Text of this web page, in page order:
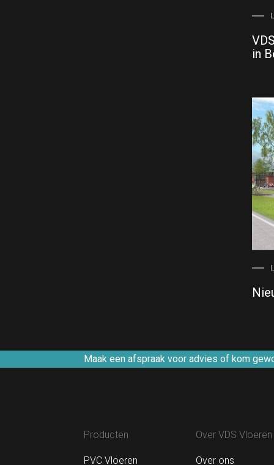
in
Maak een afspraak voor advies of kom
Producten
PVC Vloeren
Over VDS Vloeren
Over ons